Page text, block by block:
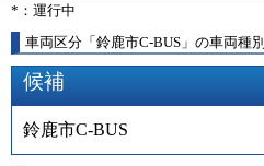
*：運行中
車両区分「鈴鹿市C-BUS」の車両種別
候補
鈴鹿市C-BUS